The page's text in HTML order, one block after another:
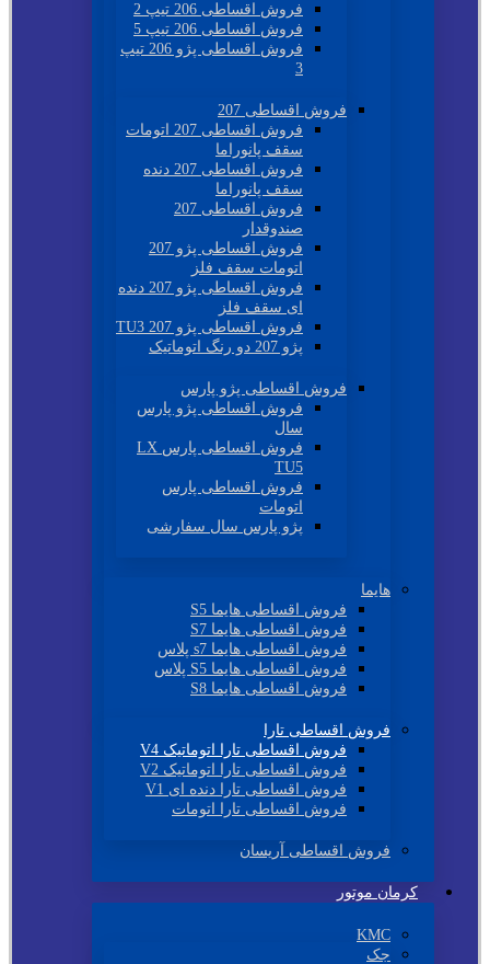
فروش اقساطی 206 تیپ 2
فروش اقساطی 206 تیپ 5
فروش اقساطی پژو 206 تیپ
3
فروش اقساطی 207
فروش اقساطی 207 اتومات
سقف پانوراما
فروش اقساطی 207 دنده
سقف پانوراما
فروش اقساطی 207
صندوقدار
فروش اقساطی پژو 207
اتومات سقف فلز
فروش اقساطی پژو 207 دنده
ای سقف فلز
فروش اقساطی پژو 207 TU3
پژو 207 دو رنگ اتوماتیک
فروش اقساطی پژو پارس
فروش اقساطی پژو پارس
سال
فروش اقساطی پارس LX
TU5
فروش اقساطی پارس
اتومات
پژو پارس سال سفارشی
هایما
فروش اقساطی هایما S5
فروش اقساطی هایما S7
فروش اقساطی هایما s7 پلاس
فروش اقساطی هایما S5 پلاس
فروش اقساطی هایما S8
فروش اقساطی تارا
فروش اقساطی تارا اتوماتیک V4
فروش اقساطی تارا اتوماتیک V2
فروش اقساطی تارا دنده ای V1
فروش اقساطی تارا اتومات
فروش اقساطی آریسان
کرمان موتور
KMC
جک